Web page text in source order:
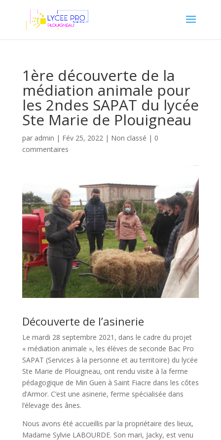
1ère découverte de la
médiation animale pour
les 2ndes SAPAT du lycée
Ste Marie de Plouigneau
par admin | Fév 25, 2022| Non classé | 0
commentaires
Découverte de l’asinerie
Le mardi 28 septembre 2021, dans le cadre du projet
« médiation animale », les élèves de seconde Bac Pro
SAPAT (Services à la personne et au territoire) du lycée
Ste Marie de Plouigneau, ont rendu visite à la ferme
pédagogique de Min Guen à Saint Fiacre dans les côtes
d’Armor. C’est une asinerie, ferme spécialisée dans
l’élevage des ânes.
Nous avons été accueillis par la propriétaire des lieux,
Madame Sylvie LABOURDE. Son mari, Jacky, est venu